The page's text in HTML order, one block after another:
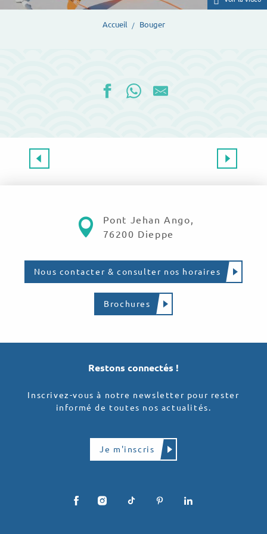
Accueil Bouger
Pont Jehan Ango,
76200 Dieppe
Nous contacter & consulter nos horaires
Brochures
Restons connectés !
Inscrivez-vous à notre newsletter pour rester
informé de toutes nos actualités.
Je m'inscris